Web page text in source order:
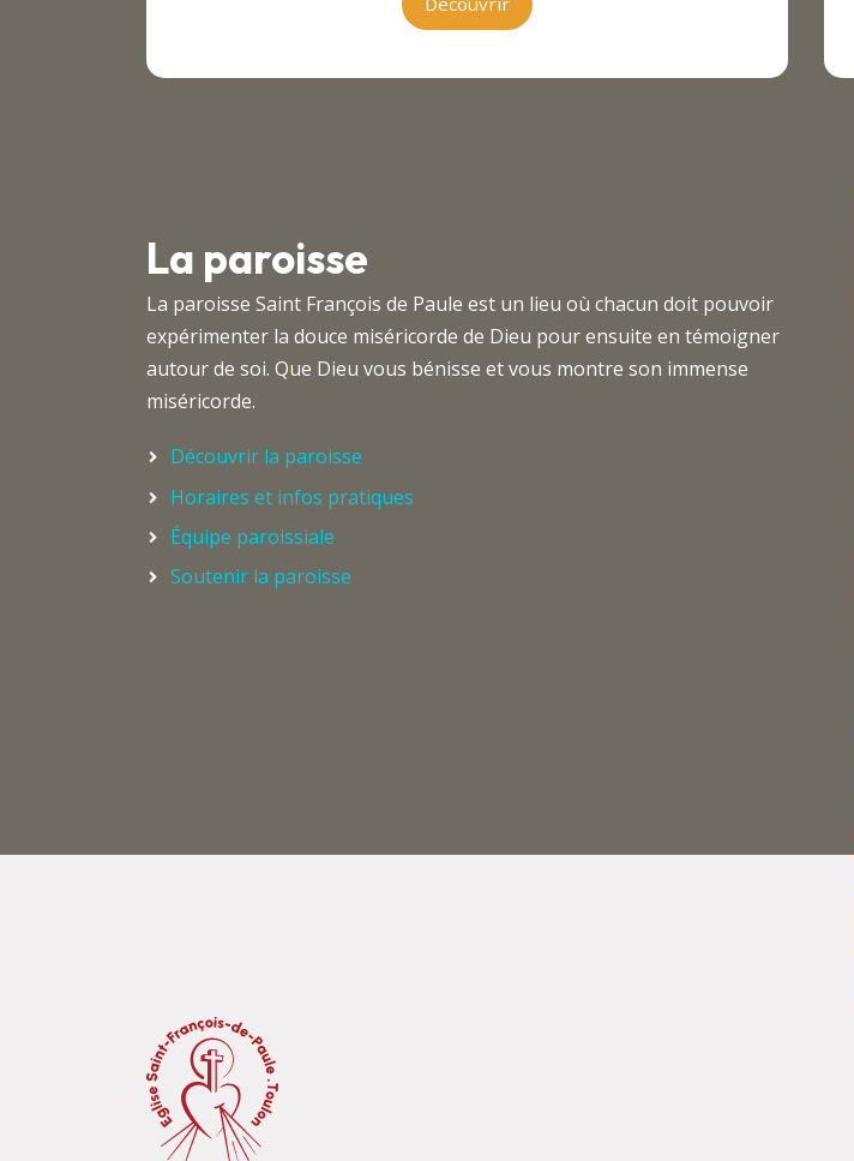
La paroisse
La paroisse Saint François de Paule est un lieu où chacun doit pouvoir
expérimenter la douce miséricorde de Dieu pour ensuite en témoigner
autour de soi. Que Dieu vous bénisse et vous montre son immense
miséricorde.
Découvrir la paroisse
Horaires et infos pratiques
Équipe paroissiale
Soutenir la paroisse